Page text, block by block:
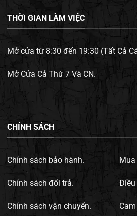
THỜI GIAN LÀM VIỆC
Mở cửa từ 8:30 đến 19:30 (Tất Cả
Mở Cửa Cả Thứ 7 Và CN.
CHÍNH SÁCH
Chính sách bảo hành.
Chính sách đổi trả.
Chính sách vận chuyển.
Điều